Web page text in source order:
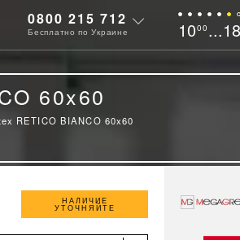
0800 215 712
Бесплатно по Украине 1000 ...18
60x60
RETICO BIANCO 60x60
НАЛИЧИЕ
УТОЧНЯЙТЕ